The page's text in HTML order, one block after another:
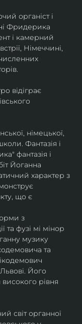
органіст і
Фридерика
і камерний
Німеччині,
відіграє
німецької,
Фантазія і
фантазія і
Йоганна
характер з
що є
з
фузі мі мінор
музику
та
Його
рівня
світ органної